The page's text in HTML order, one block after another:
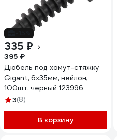
335 ₽
395 ₽
Дюбель под хомут-стяжку
Gigant, 6x35мм, нейлон,
100шт. черный 123996
3(8)
В корзину